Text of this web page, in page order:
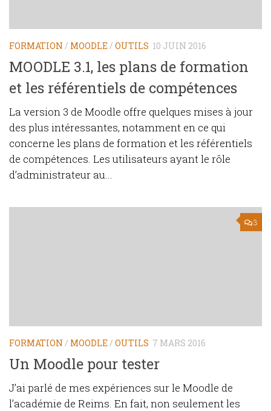
FORMATION / MOODLE / OUTILS 10 JUIN 2016
MOODLE 3.1, les plans de formation
et les référentiels de compétences
La version 3 de Moodle offre quelques mises à jour
des plus intéressantes, notamment en ce qui
concerne les plans de formation et les référentiels
de compétences. Les utilisateurs ayant le rôle
d’administrateur au...
3
FORMATION / MOODLE / OUTILS 7 MARS 2016
Un Moodle pour tester
J’ai parlé de mes expériences sur le Moodle de
l’académie de Reims. En fait, non seulement les